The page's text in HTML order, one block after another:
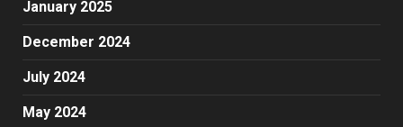
January 2025
December 2024
July 2024
May 2024